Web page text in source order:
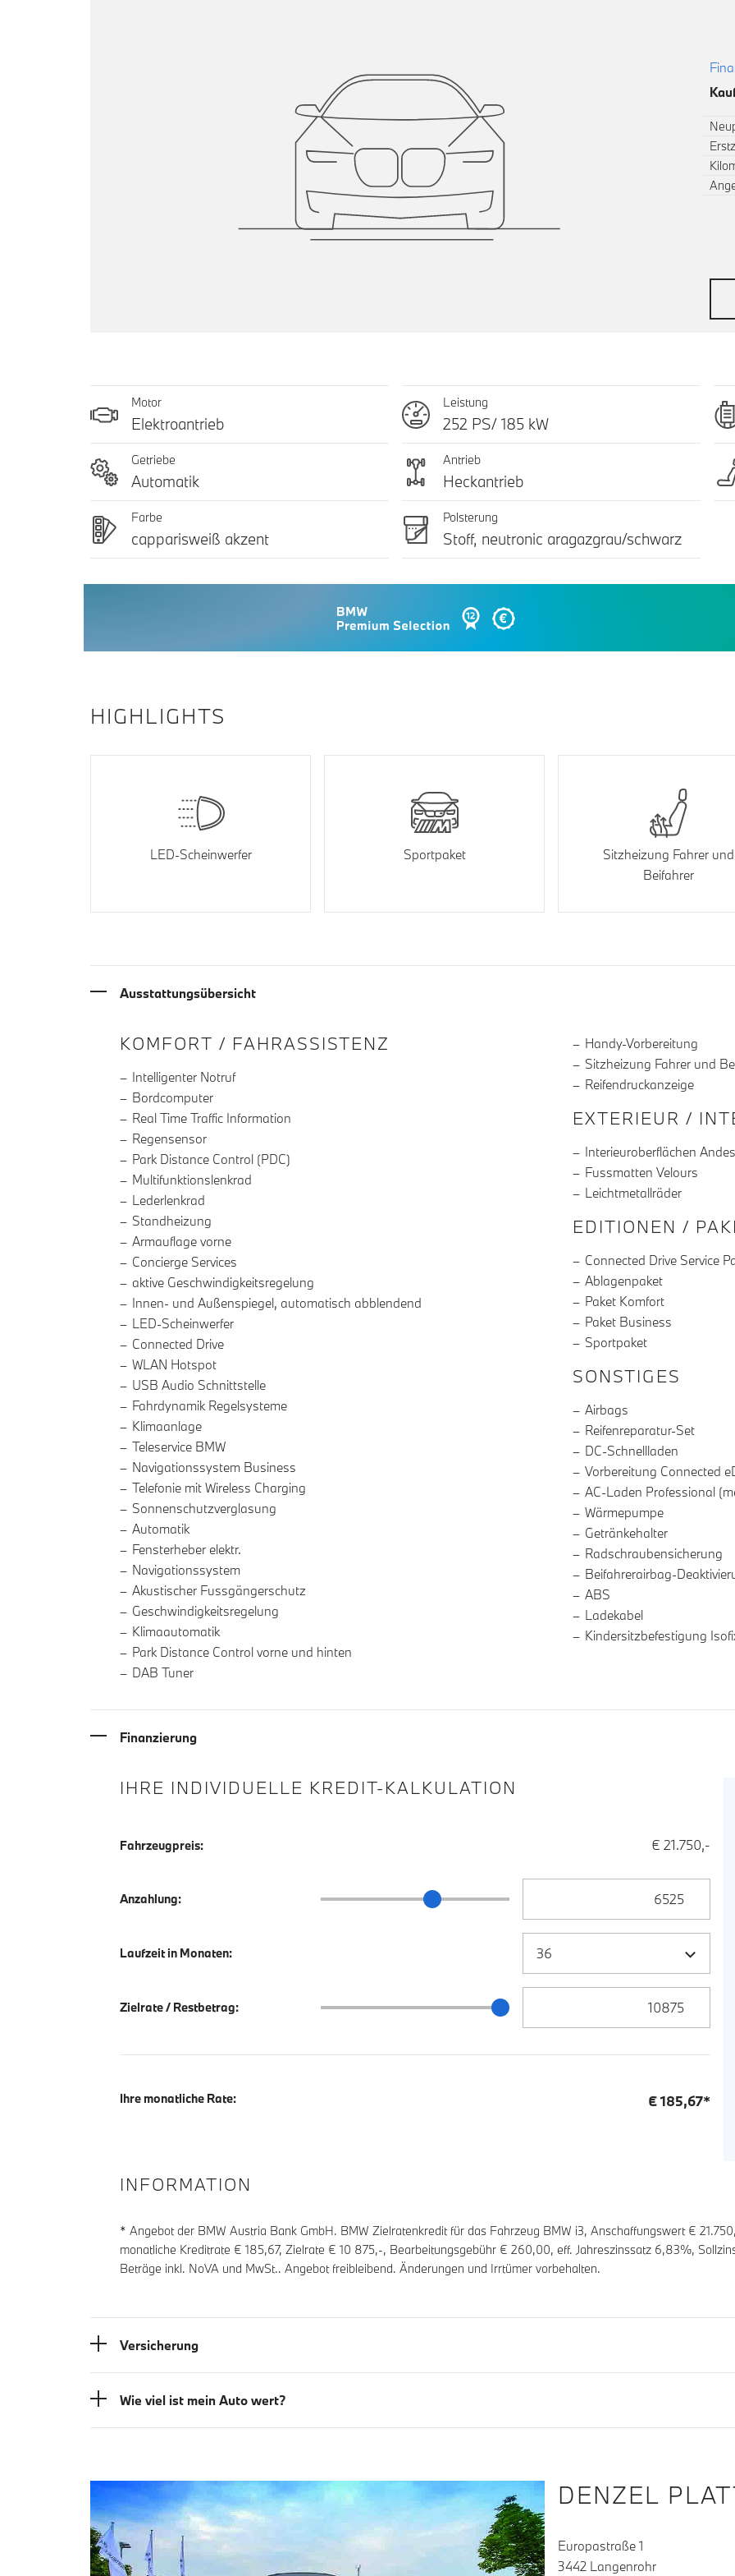
Motor
Elektroantrieb
Leistung
252 PS/ 185 kW
Getriebe
Automatik
Antrieb
Heckantrieb
Farbe
capparisweiß akzent
Polsterung
Stoff, neutronic aragazgrau/schwarz
HIGHLIGHTS
LED-Scheinwerfer Sportpaket
Sitzheizung Fahrer und
Beifahrer
Ausstattungsübersicht
INFORMATIONEN ÜBER DIE AUSSTATTUNG
KOMFORT / FAHRASSISTENZ
Intelligenter Notruf
Bordcomputer
Real Time Traffic Information
Regensensor
Park Distance Control (PDC)
Multifunktionslenkrad
Lederlenkrad
Standheizung
Armauflage vorne
Concierge Services
aktive Geschwindigkeitsregelung
Innen- und Außenspiegel, automatisch abblendend
LED-Scheinwerfer
Connected Drive
WLAN Hotspot
USB Audio Schnittstelle
Fahrdynamik Regelsysteme
Klimaanlage
Teleservice BMW
Navigationssystem Business
Telefonie mit Wireless Charging
Sonnenschutzverglasung
Automatik
Fensterheber elektr.
Navigationssystem
Akustischer Fussgängerschutz
Geschwindigkeitsregelung
Klimaautomatik
Park Distance Control vorne und hinten
DAB Tuner
Handy-Vorbereitung
Sitzheizung Fahrer und
Reifendruckanzeige
EXTERIEUR /
Interieuroberflächen
Fussmatten Velours
Leichtmetallräder
EDITIONEN /
Connected Drive Service
Ablagenpaket
Paket Komfort
Paket Business
Sportpaket
SONSTIGES
Airbags
Reifenreparatur-Set
DC-Schnellladen
Vorbereitung Connected
AC-Laden Professional
Wärmepumpe
Getränkehalter
Radschraubensicherung
Beifahrerairbag-
ABS
Ladekabel
Kindersitzbefestigung
Finanzierung
IHRE INDIVIDUELLE KREDIT-KALKULATION
Fahrzeugpreis: € 21.750,-
Anzahlung: Anzahlung Schieberegler
Laufzeit in Monaten:
Zielrate / Restbetrag: Zielrate / Restbetrag Schieberegler
Ihre monatliche Rate: €185,67*
INFORMATION
* Angebot der BMW Austria Bank GmbH. BMW Zielratenkredit für das Fahrzeug BMW i3, Anschaffungswert €
monatliche Kreditrate € 185,67, Zielrate € 10 875,-, Bearbeitungsgebühr € 260,00, eff. Jahreszinssatz 6,83%,
Beträge inkl. NoVA und MwSt.. Angebot freibleibend. Änderungen und Irrtümer vorbehalten.
Versicherung
Wie viel ist mein Auto wert?
DENZEL
Europastraße 1
3442 Langenrohr